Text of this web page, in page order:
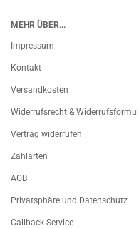
MEHR ÜBER...
Impressum
Kontakt
Versandkosten
Widerrufsrecht &
Vertrag widerrufen
Zahlarten
AGB
Privatsphäre und Datenschutz
Callback Service